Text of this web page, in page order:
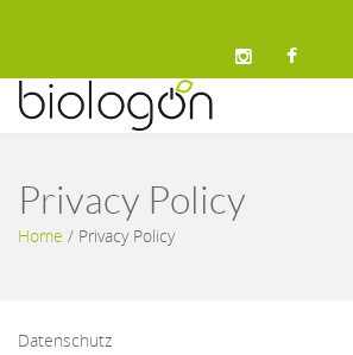
Privacy Policy
Home / Privacy Policy
Datenschutz